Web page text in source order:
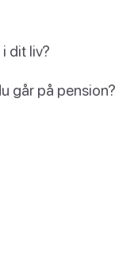
dit liv?
går på pension?